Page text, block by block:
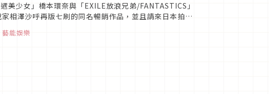
少女」橋本環奈與「EXILE放浪兄弟/FANTASTICS」
相澤沙呼再版七刷的同名暢銷作品，並且請來日本拍攝
藝能娛樂